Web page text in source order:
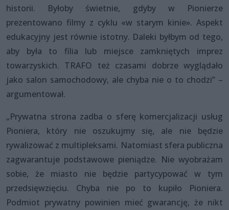
historii. Byłoby świetnie, gdyby w Pionierze
prezentowano filmy z cyklu «w starym kinie». Aspekt
edukacyjny jest równie istotny. Daleki byłbym od tego,
aby była to filia lub miejsce zamkniętych imprez
towarzyskich. TRAFO też czasami dobrze wyglądało
jako salon samochodowy, ale chyba nie o to chodzi” –
argumentował.
„Prywatna strona zadba o sferę komercjalizacji usług
Pioniera, który nie oszukujmy się, ale nie będzie
rywalizować z multipleksami. Natomiast sfera publiczna
zagwarantuje podstawowe pieniądze. Nie wyobrażam
sobie, że miasto nie będzie partycypować w tym
przedsięwzięciu. Chyba nie po to kupiło Pioniera.
Podmiot prywatny powinien mieć gwarancję, że nikt